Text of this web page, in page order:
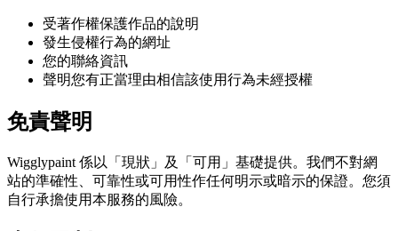
受著作權保護作品的說明
發生侵權行為的網址
您的聯絡資訊
聲明您有正當理由相信該使用行為未經授權
免責聲明
Wigglypaint 係以「現狀」及「可用」基礎提供。我們不對網
站的準確性、可靠性或可用性作任何明示或暗示的保證。您須
自行承擔使用本服務的風險。